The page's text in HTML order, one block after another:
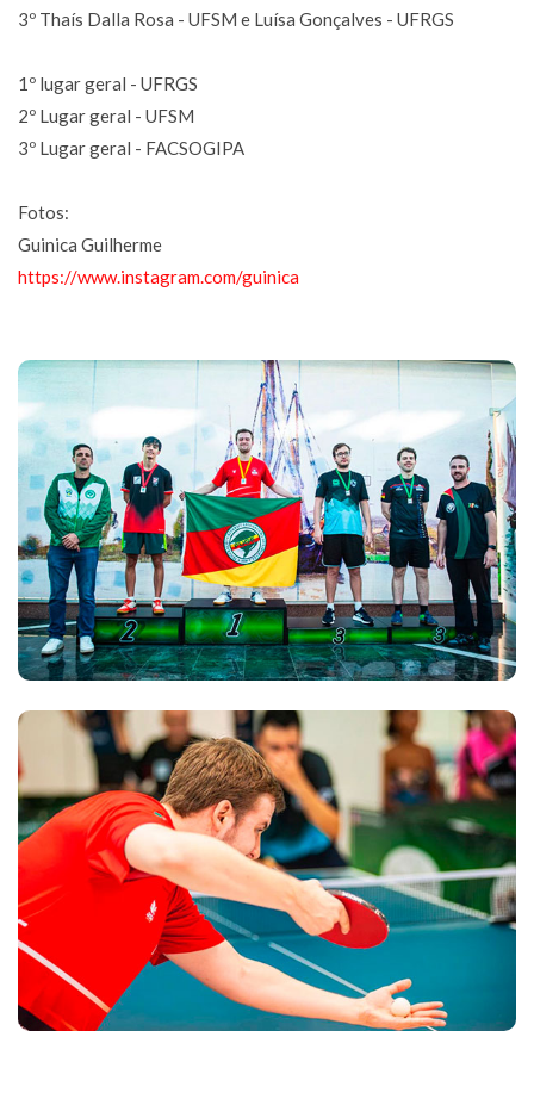
3º Thaís Dalla Rosa - UFSM e Luísa Gonçalves - UFRGS
1º lugar geral - UFRGS
2º Lugar geral - UFSM
3º Lugar geral - FACSOGIPA
Fotos:
Guinica Guilherme
https://www.instagram.com/guinica